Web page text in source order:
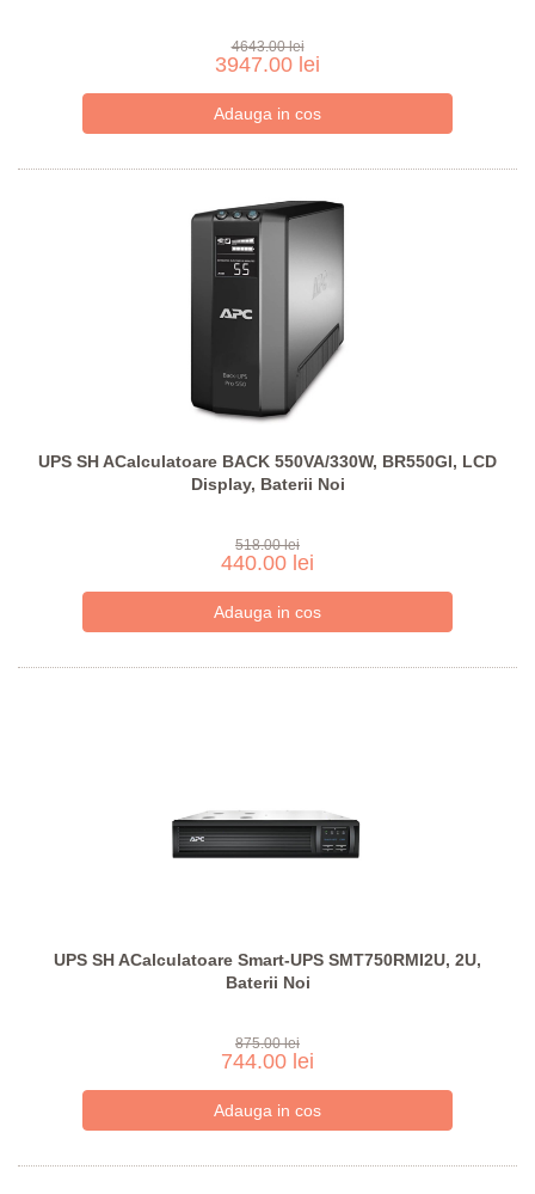
4643.00 lei
3947.00 lei
UPS SH ACalculatoare BACK 550VA/330W, BR550GI, LCD
Display, Baterii Noi
518.00 lei
440.00 lei
UPS SH ACalculatoare Smart-UPS SMT750RMI2U, 2U,
Baterii Noi
875.00 lei
744.00 lei